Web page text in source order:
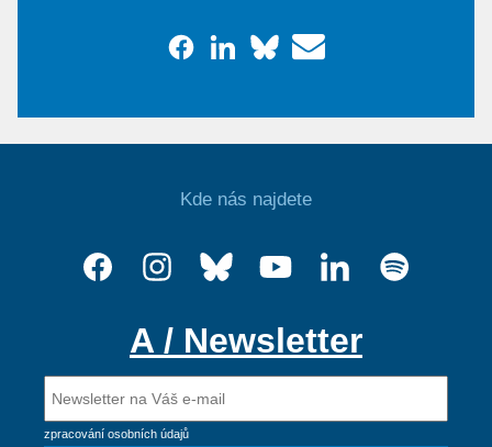
Kde nás najdete
A / Newsletter
zpracování osobních údajů